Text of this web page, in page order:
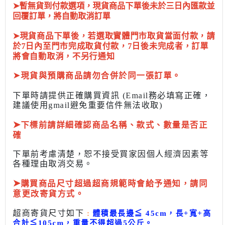
➤暫無貨到付款選項，現貨商品下單後未於三日內匯款並
回覆訂單，將自動取消訂單
➤現貨商品下單後，若選取實體門市取貨當面付款，請
於7日內至門市完成取貨付款，7日後未完成者，訂單
將會自動取消，不另行通知
➤現貨與預購商品請勿合併於同一張訂單。
下單時請提供正確購買資訊 (Email務必填寫正確，
建議使用gmail避免重要信件無法收取)
➤下標前請詳細確認商品名稱、款式、數量是否正
確
下單前考慮清楚，恕不接受買家因個人經濟因素等
各種理由取消交易。
➤購買商品尺寸超過超商規範時會給予通知，請同
意更改寄貨方式。
超商寄貨尺寸如下 : 體積最長邊≦ 45cm，長+寬+高
合計≦ 105cm， 重量不得超過5公斤 。